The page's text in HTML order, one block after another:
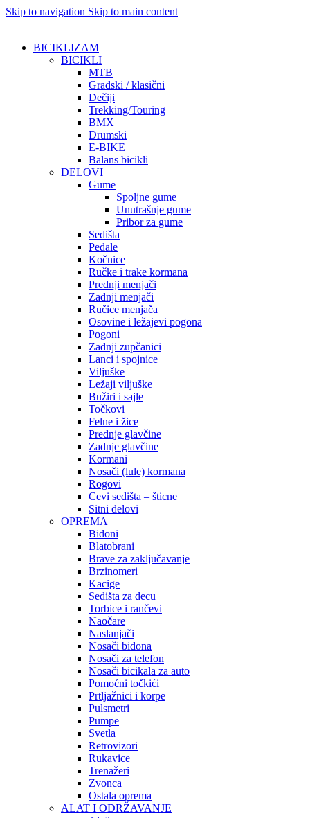
Skip to navigation Skip to main content
BICIKLIZAM
BICIKLI
MTB
Gradski / klasični
Dečiji
Trekking/Touring
BMX
Drumski
E-BIKE
Balans bicikli
DELOVI
Gume
Spoljne gume
Unutrašnje gume
Pribor za gume
Sedišta
Pedale
Kočnice
Ručke i trake kormana
Prednji menjači
Zadnji menjači
Ručice menjača
Osovine i ležajevi pogona
Pogoni
Zadnji zupčanici
Lanci i spojnice
Viljuške
Ležaji viljuške
Bužiri i sajle
Točkovi
Felne i žice
Prednje glavčine
Zadnje glavčine
Kormani
Nosači (lule) kormana
Rogovi
Cevi sedišta – šticne
Sitni delovi
OPREMA
Bidoni
Blatobrani
Brave za zaključavanje
Brzinomeri
Kacige
Sedišta za decu
Torbice i rančevi
Naočare
Naslanjači
Nosači bidona
Nosači za telefon
Nosači bicikala za auto
Pomoćni točkići
Prtljažnici i korpe
Pulsmetri
Pumpe
Svetla
Retrovizori
Rukavice
Trenažeri
Zvonca
Ostala oprema
ALAT I ODRŽAVANJE